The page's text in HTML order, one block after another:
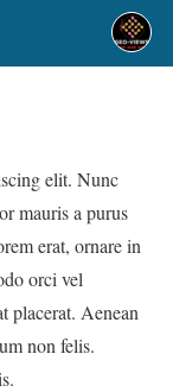
elit. Nunc
mauris a purus
erat, ornare in
orci vel
placerat. Aenean
non felis.